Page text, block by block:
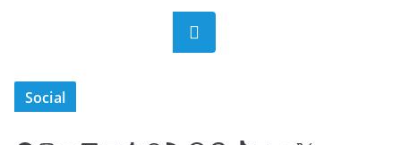
Suchen
Social